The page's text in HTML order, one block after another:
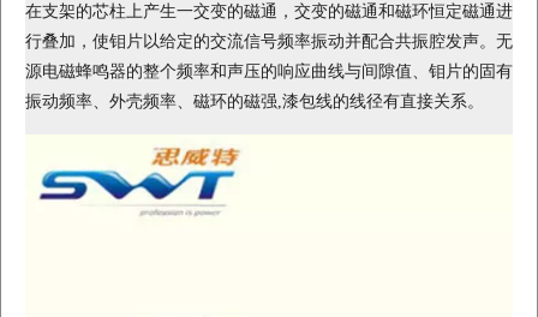
在支架的芯柱上产生一交变的磁通，交变的磁通和磁环恒定磁通进
行叠加，使钼片以给定的交流信号频率振动并配合共振腔发声。无
源电磁蜂鸣器的整个频率和声压的响应曲线与间隙值、钼片的固有
振动频率、外壳频率、磁环的磁强,漆包线的线径有直接关系。